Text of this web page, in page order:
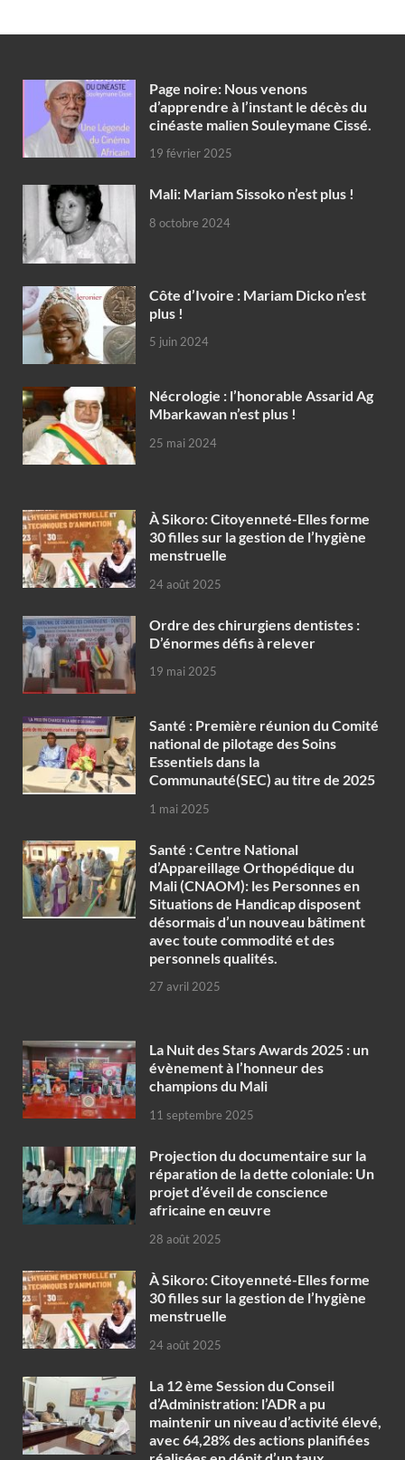
Page noire: Nous venons
d’apprendre à l’instant le décès du
cinéaste malien Souleymane Cissé.
19 février 2025
Mali: Mariam Sissoko n’est plus !
8 octobre 2024
Côte d’Ivoire : Mariam Dicko n’est
plus !
5 juin 2024
Nécrologie : l’honorable Assarid Ag
Mbarkawan n’est plus !
25 mai 2024
À Sikoro: Citoyenneté-Elles forme
30 filles sur la gestion de l’hygiène
menstruelle
24 août 2025
Ordre des chirurgiens dentistes :
D’énormes défis à relever
19 mai 2025
Santé : Première réunion du Comité
national de pilotage des Soins
Essentiels dans la
Communauté(SEC) au titre de 2025
1 mai 2025
Santé : Centre National
d’Appareillage Orthopédique du
Mali (CNAOM): les Personnes en
Situations de Handicap disposent
désormais d’un nouveau bâtiment
avec toute commodité et des
personnels qualités.
27 avril 2025
‎La Nuit des Stars Awards 2025 : un
évènement à l’honneur des
champions du Mali
11 septembre 2025
Projection du documentaire sur la
réparation de la dette coloniale: Un
projet d’éveil de conscience
africaine en œuvre‎
28 août 2025
À Sikoro: Citoyenneté-Elles forme
30 filles sur la gestion de l’hygiène
menstruelle
24 août 2025
La 12 ème Session du Conseil
d’Administration: l’ADR a pu
maintenir un niveau d’activité élevé,
avec 64,28% des actions planifiées